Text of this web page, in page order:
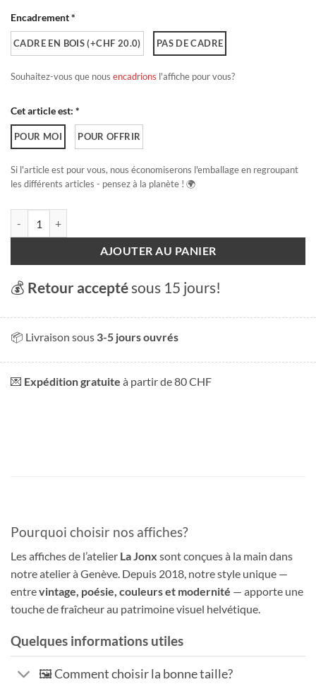
Encadrement *
CADRE EN BOIS (+CHF 20.0) PAS DE CADRE
Souhaitez-vous que nous encadrions l'affiche pour vous?
Cet article est: *
POUR MOI POUR OFFRIR
Si l'article est pour vous, nous économiserons l'emballage en regroupant
les différents articles - pensez à la planète ! 🌍
AJOUTER AU PANIER
💰 Retour acceptésous 15 jours!
📦 Livraison sous 3-5 jours ouvrés
💌 Expédition gratuite à partir de 80 CHF
Pourquoi choisir nos affiches?
Les affiches de l’atelier La Jonx sont conçues à la main dans
notre atelier à Genève. Depuis 2018, notre style unique —
entrevintage, poésie, couleurs et modernité — apporte une
touche de fraîcheur au patrimoine visuel helvétique.
Quelques informations utiles
🖼️ Comment choisir la bonne taille?